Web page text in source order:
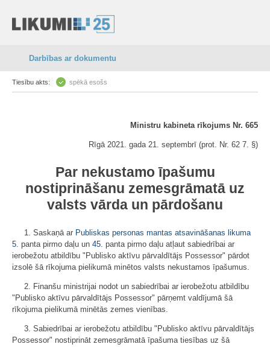
Darbības ar dokumentu
Tiesību akts: spēkā esošs
Ministru kabineta rīkojums Nr. 665
Rīgā 2021. gada 21. septembrī (prot. Nr. 62 7. §)
Par nekustamo īpašumu
nostiprināšanu zemesgrāmatā uz
valsts vārda un pārdošanu
1. Saskaņā ar Publiskas personas mantas atsavināšanas likuma
5. panta pirmo daļu un 45. panta pirmo daļu atļaut sabiedrībai ar
ierobežotu atbildību "Publisko aktīvu pārvaldītājs Possessor" pārdot
izsolē šā rīkojuma pielikumā minētos valsts nekustamos īpašumus.
2. Finanšu ministrijai nodot un sabiedrībai ar ierobežotu atbildību
"Publisko aktīvu pārvaldītājs Possessor" pārņemt valdījumā šā
rīkojuma pielikumā minētās zemes vienības.
3. Sabiedrībai ar ierobežotu atbildību "Publisko aktīvu pārvaldītājs
Possessor" nostiprināt zemesgrāmatā īpašuma tiesības uz šā